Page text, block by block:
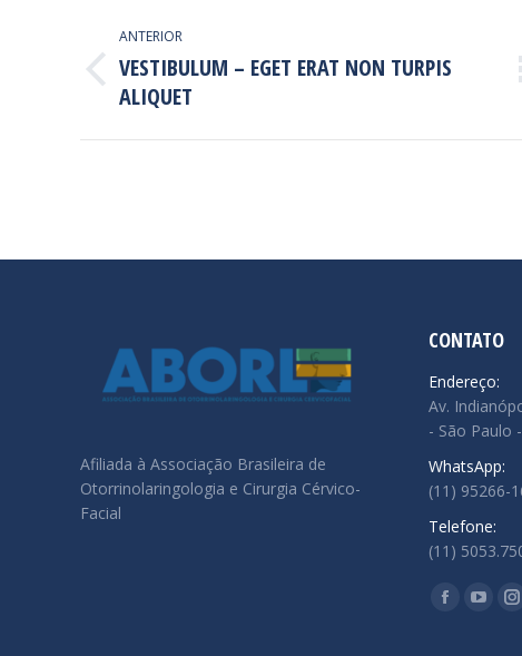
NAVEGAÇÃO
DE
POST:
ANTERIOR
Post
anterior:
VESTIBULUM – EGET ERAT NON TURPIS
ALIQUET
Afiliada à Associação Brasileira de
Otorrinolaringologia e Cirurgia Cérvico-
Facial
CONTATO
Endereço:
Av.
- São Paulo
WhatsApp:
(11) 95266-
Telefone:
(11)
Encontre-
Facebook